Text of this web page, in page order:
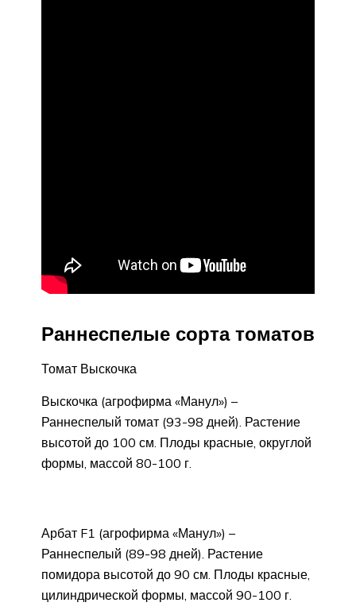
Раннеспелые сорта томатов
Томат Выскочка
Выскочка (агрофирма «Манул») –
Раннеспелый томат (93-98 дней). Растение
высотой до 100 см. Плоды красные, округлой
формы, массой 80-100 г.
Арбат F1 (агрофирма «Манул») –
Раннеспелый (89-98 дней). Растение
помидора высотой до 90 см. Плоды красные,
цилиндрической формы, массой 90-100 г.